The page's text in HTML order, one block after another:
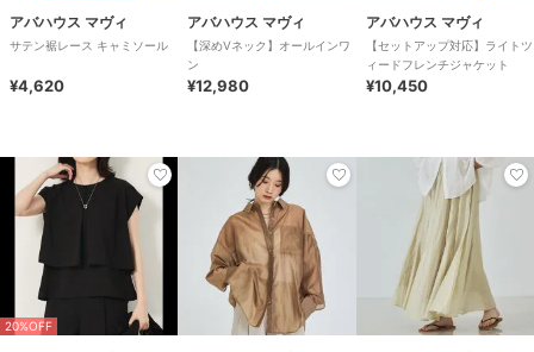
アバハウス マヴィ
サテン裾レース キャミソール
¥4,620
アバハウス マヴィ
【深めVネック】オールインワ
ン
¥12,980
アバハウス マヴィ
【セットアップ対応】ライトツ
ィードフレンチジャケット
¥10,450
20%OFF